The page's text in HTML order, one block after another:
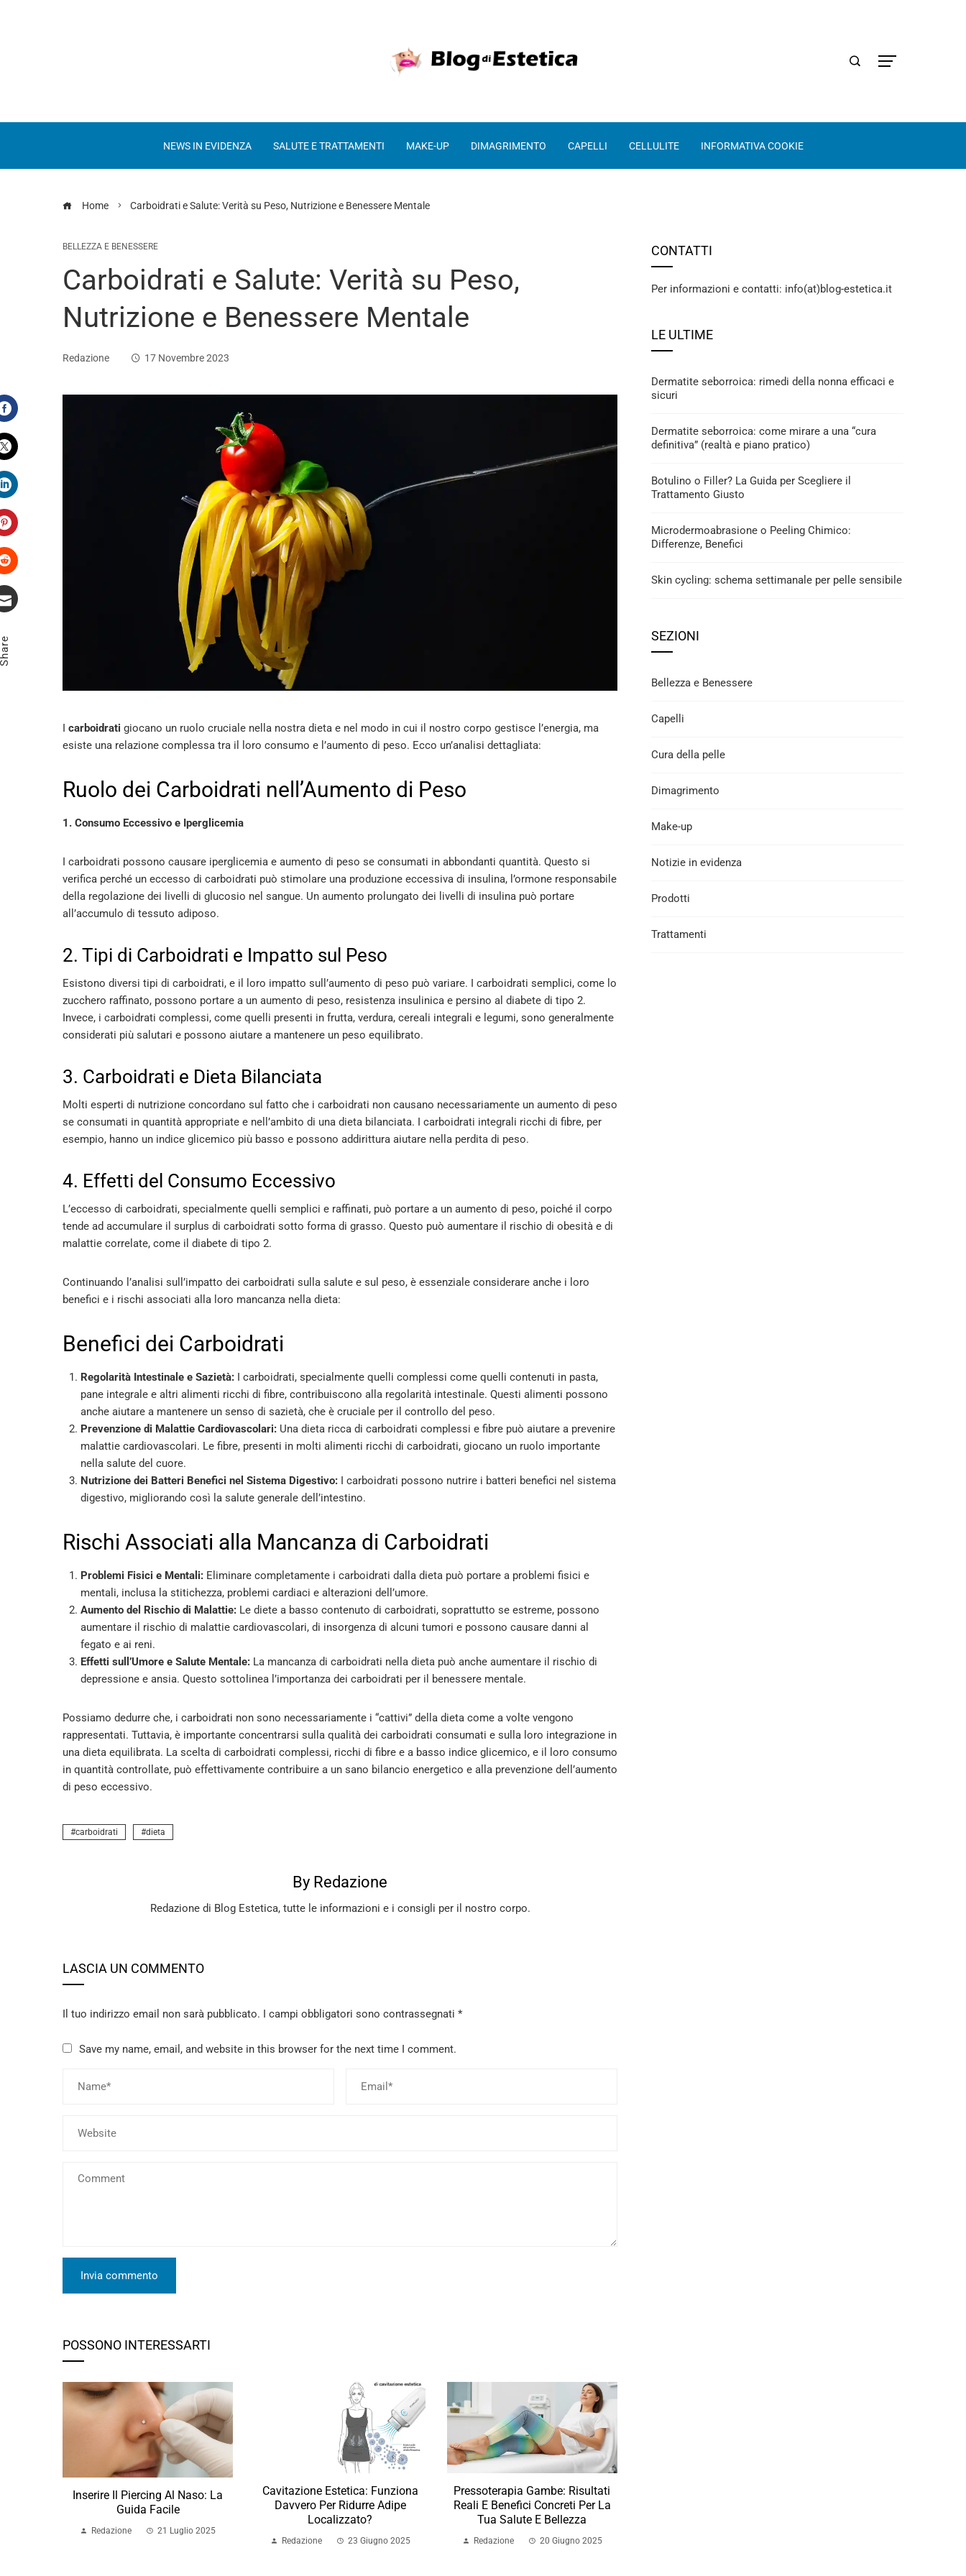
NEWS IN EVIDENZA SALUTE E TRATTAMENTI MAKE-UP DIMAGRIMENTO CAPELLI CELLULITE INFORMATIVA COOKIE
Home Carboidrati e Salute: Verità su Peso, Nutrizione e Benessere Mentale
BELLEZZA E BENESSERE
Carboidrati e Salute: Verità su Peso,
Nutrizione e Benessere Mentale
Redazione 17 Novembre 2023
Facebook
Twitter
LinkedIn
Pinterest
Stumbleupon
I carboidrati giocano un ruolo cruciale nella nostra dieta e nel modo in cui il nostro corpo gestisce l’energia, ma
esiste una relazione complessa tra il loro consumo e l’aumento di peso. Ecco un’analisi dettagliata:
Ruolo dei Carboidrati nell’Aumento di Peso
1. Consumo Eccessivo e Iperglicemia
I carboidrati possono causare iperglicemia e aumento di peso se consumati in abbondanti quantità. Questo si
verifica perché un eccesso di carboidrati può stimolare una produzione eccessiva di insulina, l’ormone responsabile
della regolazione dei livelli di glucosio nel sangue. Un aumento prolungato dei livelli di insulina può portare
all’accumulo di tessuto adiposo​​.
2. Tipi di Carboidrati e Impatto sul Peso
Esistono diversi tipi di carboidrati, e il loro impatto sull’aumento di peso può variare. I carboidrati semplici, come lo
zucchero raffinato, possono portare a un aumento di peso, resistenza insulinica e persino al diabete di tipo 2.
Invece, i carboidrati complessi, come quelli presenti in frutta, verdura, cereali integrali e legumi, sono generalmente
considerati più salutari e possono aiutare a mantenere un peso equilibrato​​.
3. Carboidrati e Dieta Bilanciata
Molti esperti di nutrizione concordano sul fatto che i carboidrati non causano necessariamente un aumento di peso
se consumati in quantità appropriate e nell’ambito di una dieta bilanciata. I carboidrati integrali ricchi di fibre, per
esempio, hanno un indice glicemico più basso e possono addirittura aiutare nella perdita di peso​​.
4. Effetti del Consumo Eccessivo
L’eccesso di carboidrati, specialmente quelli semplici e raffinati, può portare a un aumento di peso, poiché il corpo
tende ad accumulare il surplus di carboidrati sotto forma di grasso. Questo può aumentare il rischio di obesità e di
malattie correlate, come il diabete di tipo 2​​.
Continuando l’analisi sull’impatto dei carboidrati sulla salute e sul peso, è essenziale considerare anche i loro
benefici e i rischi associati alla loro mancanza nella dieta:
Benefici dei Carboidrati
Regolarità Intestinale e Sazietà: I carboidrati, specialmente quelli complessi come quelli contenuti in pasta,
pane integrale e altri alimenti ricchi di fibre, contribuiscono alla regolarità intestinale. Questi alimenti possono
anche aiutare a mantenere un senso di sazietà, che è cruciale per il controllo del peso​​.
Prevenzione di Malattie Cardiovascolari: Una dieta ricca di carboidrati complessi e fibre può aiutare a prevenire
malattie cardiovascolari. Le fibre, presenti in molti alimenti ricchi di carboidrati, giocano un ruolo importante
nella salute del cuore​​.
Nutrizione dei Batteri Benefici nel Sistema Digestivo: I carboidrati possono nutrire i batteri benefici nel sistema
digestivo, migliorando così la salute generale dell’intestino​​.
Rischi Associati alla Mancanza di Carboidrati
Problemi Fisici e Mentali: Eliminare completamente i carboidrati dalla dieta può portare a problemi fisici e
mentali, inclusa la stitichezza, problemi cardiaci e alterazioni dell’umore​​.
Aumento del Rischio di Malattie: Le diete a basso contenuto di carboidrati, soprattutto se estreme, possono
aumentare il rischio di malattie cardiovascolari, di insorgenza di alcuni tumori e possono causare danni al
fegato e ai reni​​.
Effetti sull’Umore e Salute Mentale: La mancanza di carboidrati nella dieta può anche aumentare il rischio di
depressione e ansia. Questo sottolinea l’importanza dei carboidrati per il benessere mentale​​.
Possiamo dedurre che, i carboidrati non sono necessariamente i “cattivi” della dieta come a volte vengono
rappresentati. Tuttavia, è importante concentrarsi sulla qualità dei carboidrati consumati e sulla loro integrazione in
una dieta equilibrata. La scelta di carboidrati complessi, ricchi di fibre e a basso indice glicemico, e il loro consumo
in quantità controllate, può effettivamente contribuire a un sano bilancio energetico e alla prevenzione dell’aumento
di peso eccessivo.
carboidrati dieta
By Redazione
Redazione di Blog Estetica, tutte le informazioni e i consigli per il nostro corpo.
LASCIA UN COMMENTO
Il tuo indirizzo email non sarà pubblicato. I campi obbligatori sono contrassegnati *
Save my name, email, and website in this browser for the next time I comment.
POSSONO INTERESSARTI
Inserire Il Piercing Al Naso: La
Guida Facile
Redazione 21 Luglio 2025
Cavitazione Estetica: Funziona
Davvero Per Ridurre Adipe
Localizzato?
Redazione 23 Giugno 2025
Pressoterapia Gambe: Risultati
Reali E Benefici Concreti Per La
Tua Salute E Bellezza
Redazione 20 Giugno 2025
CONTATTI
Per informazioni e contatti: info(at)blog-estetica.it
LE ULTIME
Dermatite seborroica: rimedi della nonna efficaci e
sicuri
Dermatite seborroica: come mirare a una “cura
definitiva” (realtà e piano pratico)
Botulino o Filler? La Guida per Scegliere il
Trattamento Giusto
Microdermoabrasione o Peeling Chimico:
Differenze, Benefici
Skin cycling: schema settimanale per pelle sensibile
SEZIONI
Bellezza e Benessere
Capelli
Cura della pelle
Dimagrimento
Make-up
Notizie in evidenza
Prodotti
Trattamenti